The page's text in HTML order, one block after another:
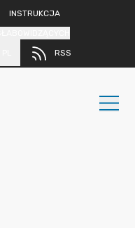
INSTRUKCJA
RSS